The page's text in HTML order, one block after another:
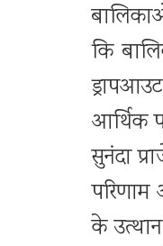
कि
आर्थिक
सुनंदा
परिणाम
के